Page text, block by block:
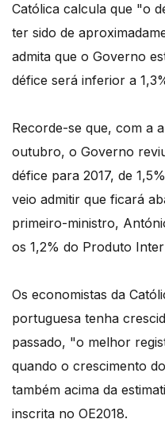
Católica calcula que "o
ter sido de
admita que o Governo
défice será inferior a
Recorde-se que, com a
outubro, o Governo
défice para 2017, de
veio admitir que ficará
primeiro-ministro,
os 1,2% do Produto
Os economistas da
portuguesa tenha
passado, "o melhor
quando o crescimento
também acima da
inscrita no OE2018.